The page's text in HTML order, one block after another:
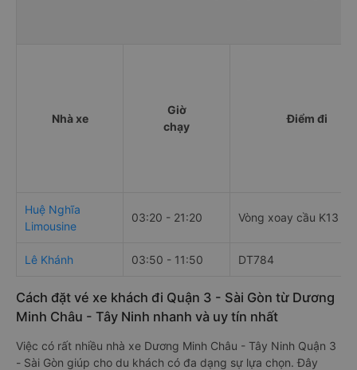
Nhà xe
Giờ
chạy
Điểm đi
Huệ Nghĩa
Limousine
03:20 - 21:20 Vòng xoay cầu K13
Lê Khánh 03:50 - 11:50 DT784
Cách đặt vé xe khách đi Quận 3 - Sài Gòn từ Dương
Minh Châu - Tây Ninh nhanh và uy tín nhất
Việc có rất nhiều nhà xe Dương Minh Châu - Tây Ninh Quận 3
- Sài Gòn giúp cho du khách có đa dạng sự lựa chọn. Đây